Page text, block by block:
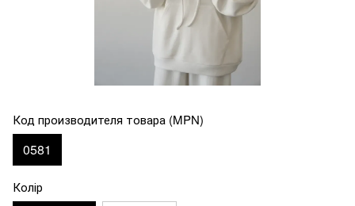
Код производителя товара (MPN)
0581
Колір